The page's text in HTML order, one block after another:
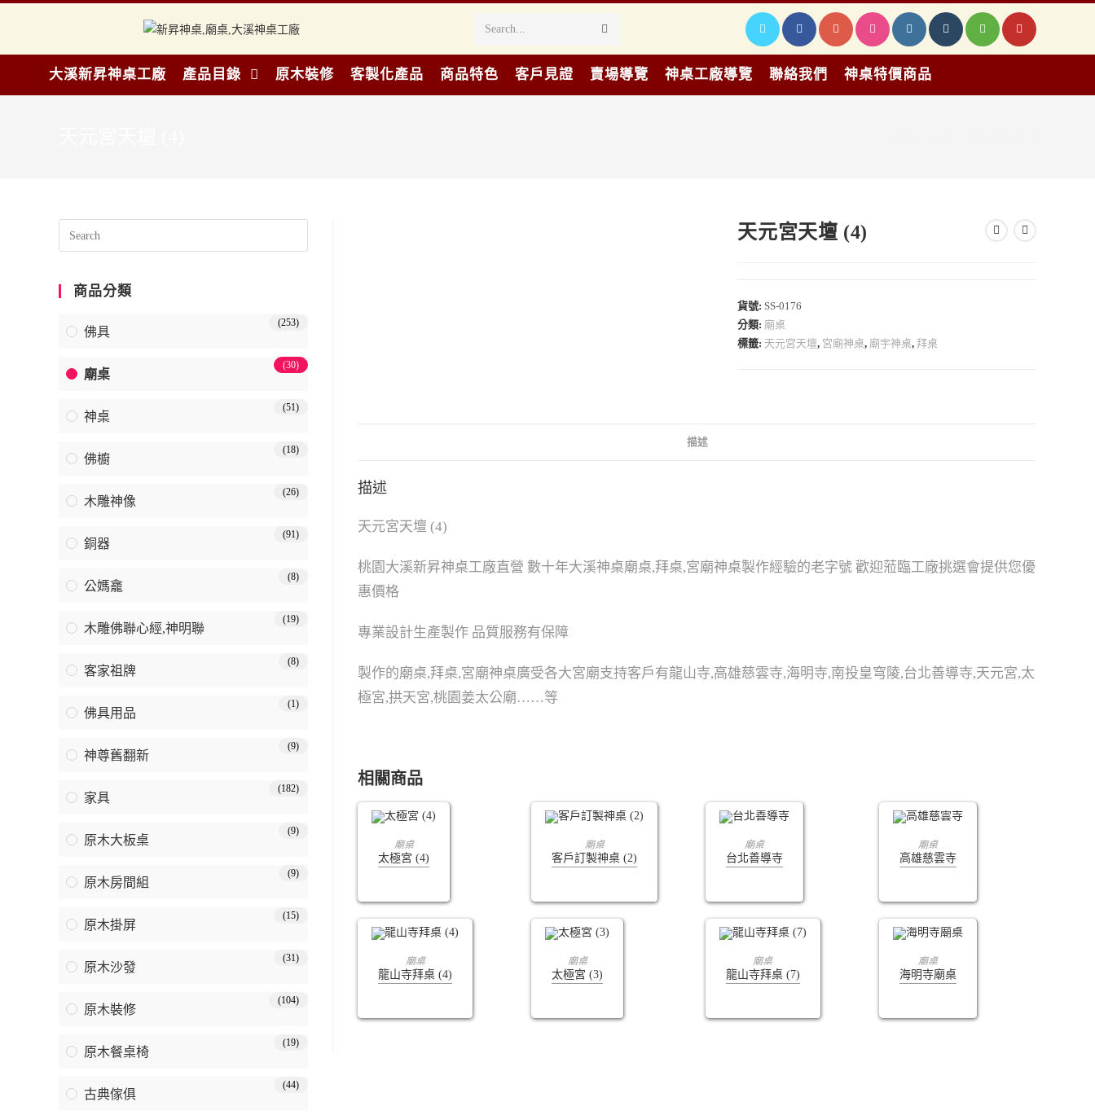
Search...
大溪新昇神桌工廠 產品目錄 原木裝修 客製化產品 商品特色 客戶見證 賣場導覽 神桌工廠導覽 聯絡我們 神桌特價商品
天元宮天壇 (4)
貨號: SS-0176
分類: 廟桌
標籤: 天元宮天壇, 宮廟神桌, 廟宇神桌,拜桌
描述
描述
天元宮天壇 (4)
桃園大溪新昇神桌工廠直營 數十年大溪神桌廟桌,拜桌,宮廟神桌製作經驗的老字號 歡迎蒞臨工廠挑選會提供您優
惠價格
專業設計生產製作 品質服務有保障
製作的廟桌,拜桌,宮廟神桌廣受各大宮廟支持客戶有龍山寺,高雄慈雲寺,海明寺,南投皇穹陵,台北善導寺,天元宮,太
極宮,拱天宮,桃園姜太公廟……等
相關商品
查看內容
廟桌
太極宮 (4)
查看內容
廟桌
客戶訂製神桌 (2)
查看內容
廟桌
台北善導寺
查看內容
廟桌
高雄慈雲寺
查看內容
廟桌
龍山寺拜桌 (4)
查看內容
廟桌
太極宮 (3)
查看內容
廟桌
龍山寺拜桌 (7)
查看內容
廟桌
海明寺廟桌
商品分類
佛具
(253)
廟桌
(30)
神桌
(51)
佛櫥
(18)
木雕神像
(26)
銅器
(91)
公媽龕
(8)
木雕佛聯心經,神明聯
(19)
客家祖牌
(8)
佛具用品
(1)
神尊舊翻新
(9)
家具
(182)
原木大板桌
(9)
原木房間組
(9)
原木掛屏
(15)
原木沙發
(31)
原木裝修
(104)
原木餐桌椅
(19)
古典傢俱
(44)